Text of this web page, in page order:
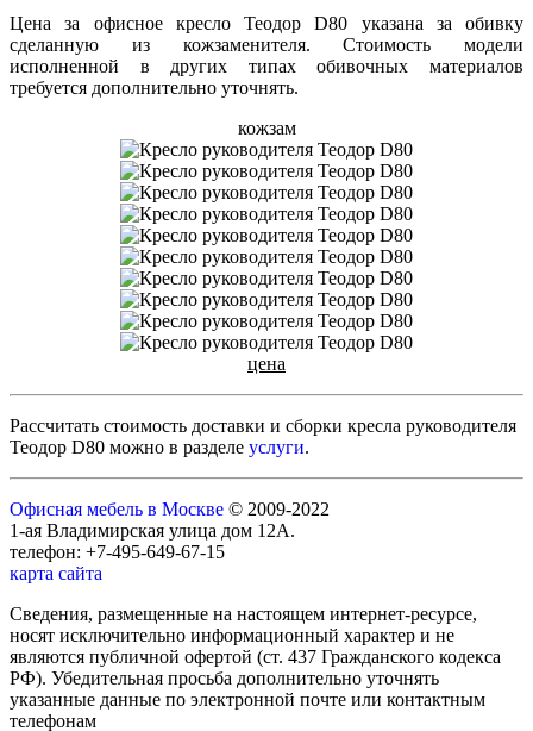
Цена за офисное кресло Теодор D80 указана за обивку
сделанную из кожзаменителя. Стоимость модели
исполненной в других типах обивочных материалов
требуется дополнительно уточнять.
кожзам
цена
Рассчитать стоимость доставки и сборки кресла руководителя
Теодор D80 можно в разделе услуги.
Офисная мебель в Москве © 2009-2022
1-ая Владимирская улица дом 12А.
телефон: +7-495-649-67-15
карта сайта
Сведения, размещенные на настоящем интернет-ресурсе,
носят исключительно информационный характер и не
являются публичной офертой (ст. 437 Гражданского кодекса
РФ). Убедительная просьба дополнительно уточнять
указанные данные по электронной почте или контактным
телефонам